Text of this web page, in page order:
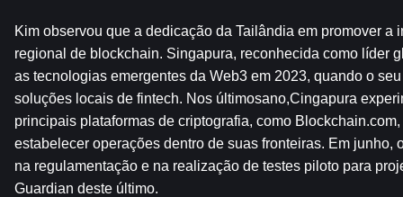
Kim observou que a dedicação da Tailândia em promover
regional de blockchain. Singapura, reconhecida como líder
as tecnologias emergentes da Web3 em 2023, quando o
soluções locais de fintech. Nos últimosano,Cingapura
principais plataformas de criptografia, como
estabelecer operações dentro de suas fronteiras. Em
na regulamentação e na realização de testes piloto para
Guardian deste último.